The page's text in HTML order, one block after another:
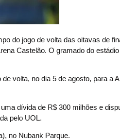
do jogo de volta das oitavas de
Castelão. O gramado do
volta, no dia 5 de agosto, para a
dívida de R$ 300 milhões e
pelo UOL.
no Nubank Parque.